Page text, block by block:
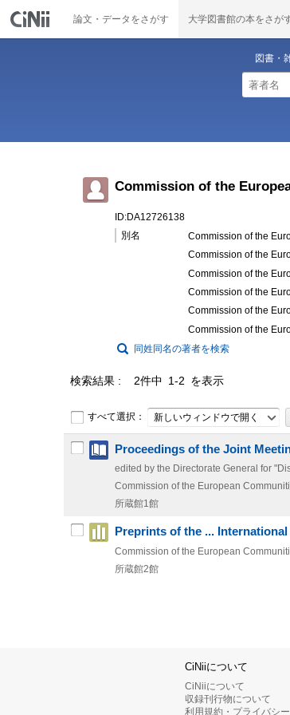
論文・データをさがす 大学図書館の本をさが
図書・
Commission of the
ID:DA12726138
別名
Commission of the
Commission of the
Commission of the
Commission of the
Commission of the
Commission of the
同姓同名の著者を検索
検索結果 2件中 1-2 を表示
すべて選択： 新しいウィンドウで開く
Proceedings of the Joint
edited by the Directorate General for
Commission of the European
所蔵館1館
Preprints of the ...
Commission of the European
所蔵館2館
CiNiiについて
CiNiiについて
収録刊行物について
利用規約・プライバシ